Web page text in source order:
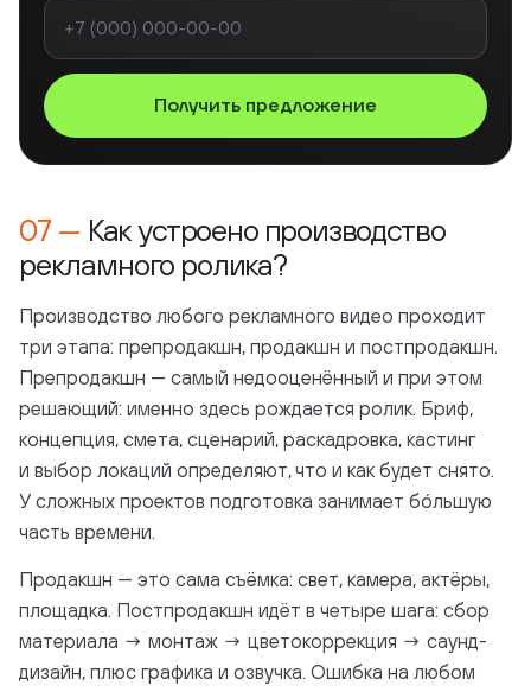
Получить предложение
Как устроено производство
рекламного ролика?
Производство любого рекламного видео проходит
три этапа: препродакшн, продакшн и постпродакшн.
Препродакшн — самый недооценённый и при этом
решающий: именно здесь рождается ролик. Бриф,
концепция, смета, сценарий, раскадровка, кастинг
и выбор локаций определяют, что и как будет снято.
У сложных проектов подготовка занимает бóльшую
часть времени.
Продакшн — это сама съёмка: свет, камера, актёры,
площадка. Постпродакшн идёт в четыре шага: сбор
материала → монтаж → цветокоррекция → саунд-
дизайн, плюс графика и озвучка. Ошибка на любом